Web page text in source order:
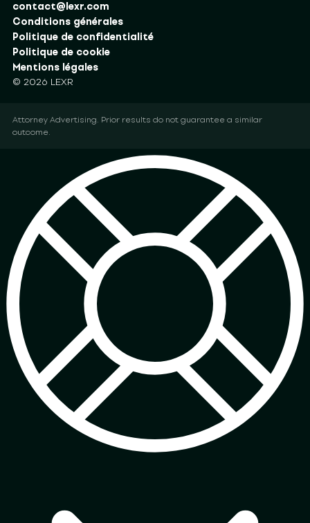
contact@lexr.com
Conditions générales
Politique de confidentialité
Politique de cookie
Mentions légales
© 2026 LEXR
Attorney Advertising. Prior results do not guarantee a similar
outcome.